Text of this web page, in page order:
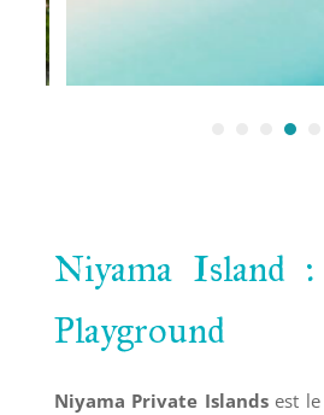
Niyama Island
Playground
Niyama Private Islandsest le